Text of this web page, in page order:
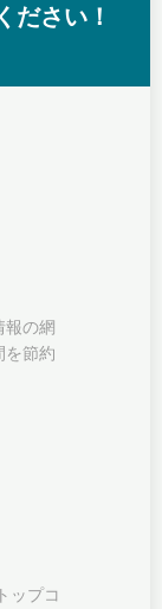
ださい！
報の網
を節約
ップコ